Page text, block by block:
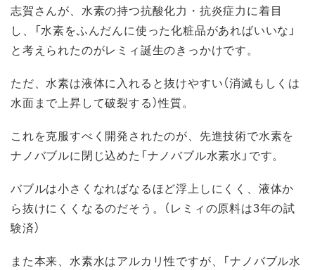
志賀さんが、水素の持つ抗酸化力・抗炎症力に着目
し、「水素をふんだんに使った化粧品があればいいな」
と考えられたのがレミィ誕生のきっかけです。
ただ、水素は液体に入れると抜けやすい（消滅もしくは
水面まで上昇して破裂する）性質。
これを克服すべく開発されたのが、先進技術で水素を
ナノバブルに閉じ込めた「ナノバブル水素水」です。
バブルは小さくなればなるほど浮上しにくく、液体か
ら抜けにくくなるのだそう。（レミィの原料は3年の試
験済）
また本来、水素水はアルカリ性ですが、「ナノバブル水